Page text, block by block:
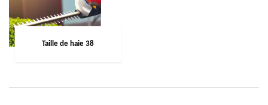
Taille de haie 38